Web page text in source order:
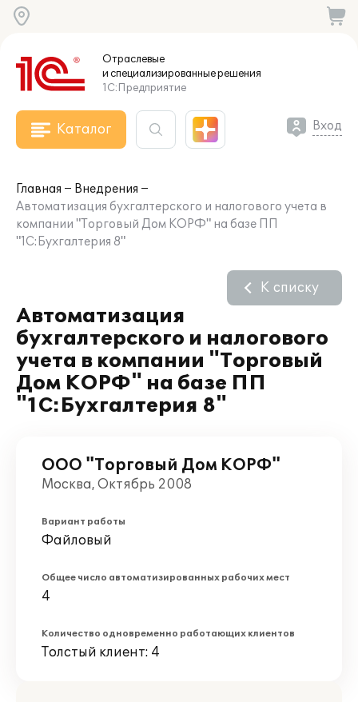
Отраслевые
и специализированныерешения
1С:Предприятие
Каталог Вход
Главная
Внедрения
Автоматизация бухгалтерского и налогового учета в
компании "Торговый Дом КОРФ" на базе ПП
"1С:Бухгалтерия 8"
Автоматизация
бухгалтерского и налогового
учета в компании "Торговый
Дом КОРФ" на базе ПП
"1С:Бухгалтерия 8"
К списку
ООО "Торговый Дом КОРФ"
Москва, Октябрь 2008
Вариант работы
Файловый
Общее число автоматизированных рабочих мест
4
Количество одновременно работающих клиентов
Толстый клиент: 4